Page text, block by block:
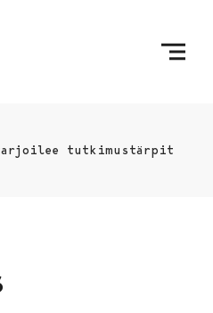
tarjoilee tutkimustärpit